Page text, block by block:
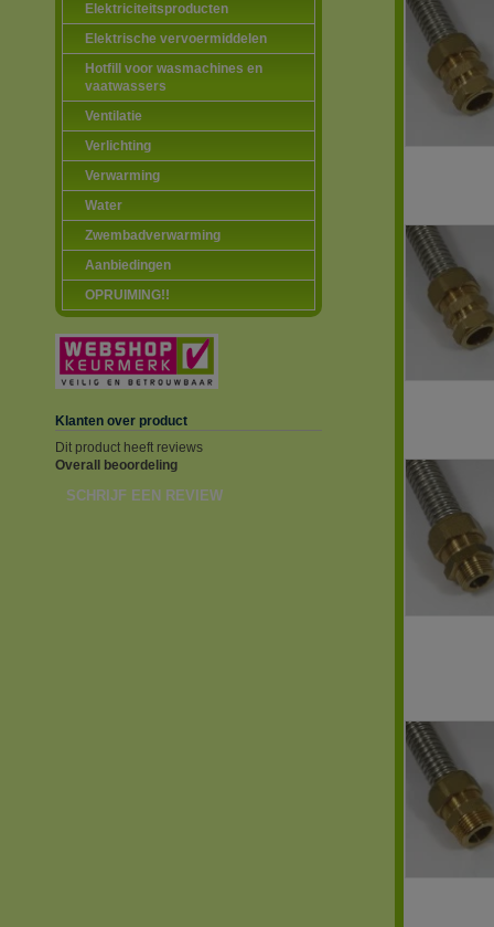
Elektriciteitsproducten
Elektrische vervoermiddelen
Hotfill voor wasmachines en
vaatwassers
Ventilatie
Verlichting
Verwarming
Water
Zwembadverwarming
Aanbiedingen
OPRUIMING!!
Klanten over product
Dit product heeft reviews
Overall beoordeling
SCHRIJF EEN REVIEW